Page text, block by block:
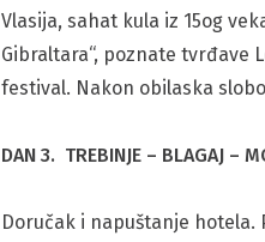
Vlasija, sahat kula iz 15og
Gibraltara“, poznate tvrđave
festival. Nakon obilaska
DAN 3. TREBINJE – BLAGAJ –
Doručak i napuštanje hotela.